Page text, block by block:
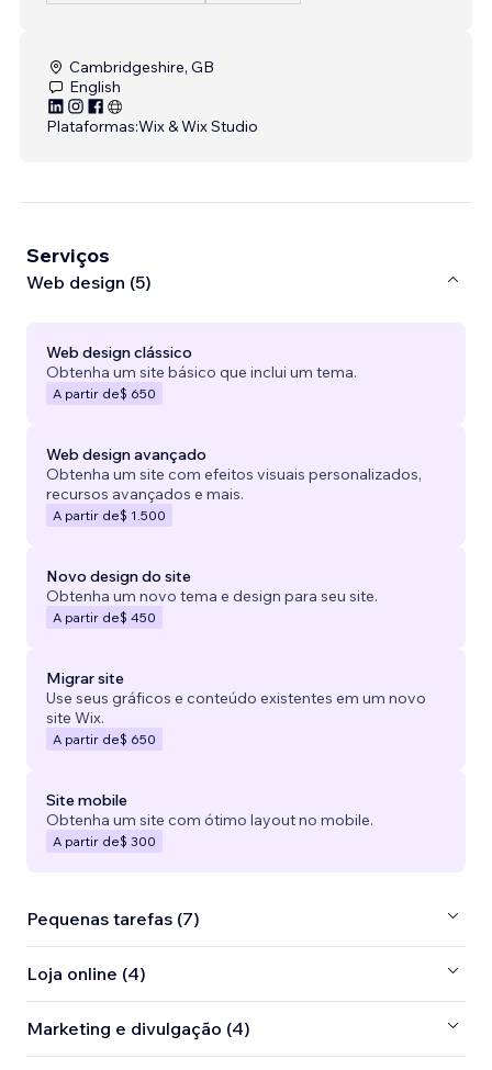
Cambridgeshire, GB
English
Plataformas:Wix & Wix Studio
Serviços
Web design (5)
Web design clássico
Obtenha um site básico que inclui um tema.
A partir de$ 650
Web design avançado
Obtenha um site com efeitos visuais personalizados,
recursos avançados e mais.
A partir de$ 1.500
Novo design do site
Obtenha um novo tema e design para seu site.
A partir de$ 450
Migrar site
Use seus gráficos e conteúdo existentes em um novo
site Wix.
A partir de$ 650
Site mobile
Obtenha um site com ótimo layout no mobile.
A partir de$ 300
Pequenas tarefas (7)
Loja online (4)
Marketing e divulgação (4)